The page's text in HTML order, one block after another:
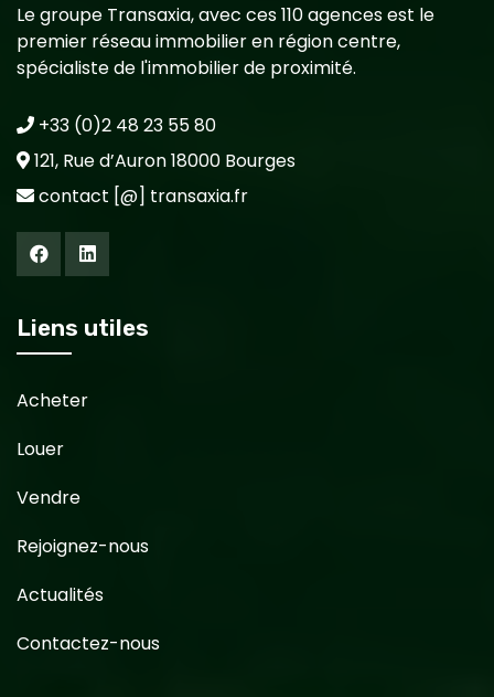
Le groupe Transaxia, avec ces 110 agences est le
premier réseau immobilier en région centre,
spécialiste de l'immobilier de proximité.
+33 (0)2 48 23 55 80
121, Rue d’Auron 18000 Bourges
contact [@] transaxia.fr
Liens utiles
Acheter
Louer
Vendre
Rejoignez-nous
Actualités
Contactez-nous